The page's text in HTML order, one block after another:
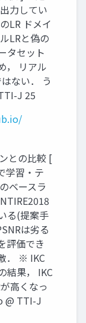
⼒してい
LR ドメイ
LRと偽の
タセット
， リアル
ない． う
J 25
との⽐較 [
学習・テ
ベースラ
る(提案⼿
は劣る
評価でき
． ※ IKC
結果， IKC
⾼くなっ
@ TTI-J